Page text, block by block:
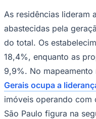
As residências lideram
abastecidas pela
do total. Os
18,4%, enquanto as
9,9%. No
Gerais ocupa a
imóveis operando com
São Paulo figura na